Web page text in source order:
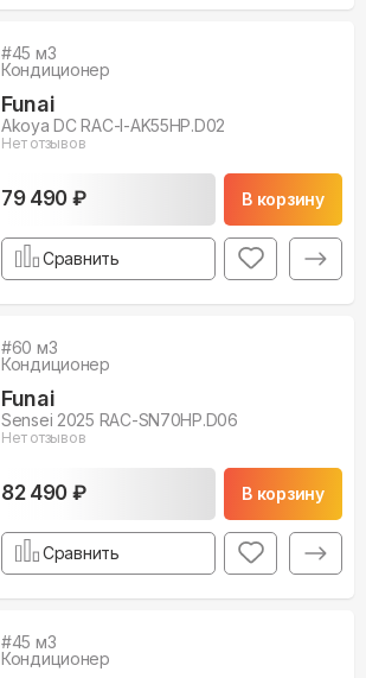
#45 м3
Кондиционер
Funai
Akoya DC RAC-I-AK55HP.D02
Нет отзывов
79 490 ₽ В корзину
Сравнить
#60 м3
Кондиционер
Funai
Sensei 2025 RAC-SN70HP.D06
Нет отзывов
82 490 ₽ В корзину
Сравнить
#45 м3
Кондиционер